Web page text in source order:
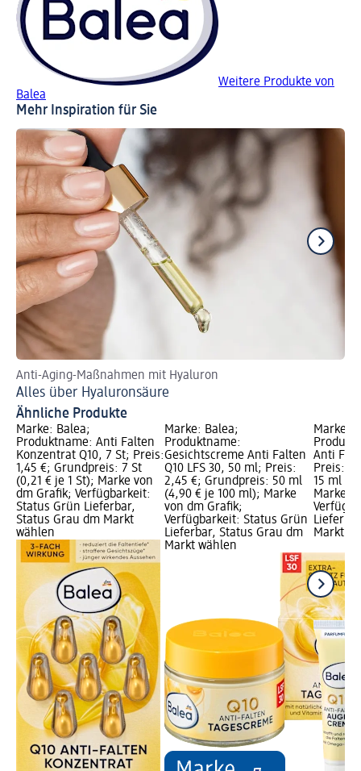
Weitere Produkte von
Balea
Mehr Inspiration für Sie
Anti-Aging-Maßnahmen mit Hyaluron
Alles über Hyaluronsäure
Ähnliche Produkte
Marke: Balea;
Produktname: Anti Falten
Konzentrat Q10, 7 St; Preis:
1,45 €; Grundpreis: 7 St
(0,21 € je 1 St); Marke von
dm Grafik; Verfügbarkeit:
Status Grün Lieferbar,
Status Grau dm Markt
wählen
Marke: Balea;
Produktname:
Gesichtscreme Anti Falten
Q10 LFS 30, 50 ml; Preis:
2,45 €; Grundpreis: 50 ml
(4,90 € je 100 ml); Marke
von dm Grafik;
Verfügbarkeit: Status Grün
Lieferbar, Status Grau dm
Markt wählen
Marke:
Anti
Preis:
15 ml
Marke
Markt